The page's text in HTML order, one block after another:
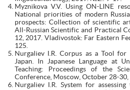
Myznikova V.V. Using ON-LINE
National priorities of modern
prospects: Collection of scientific
All-Russian Scientific and Practical
12, 2017. Vladivostok: Far Eastern
125.
Nurgaliev I.R. Corpus as a Tool for
Japan. In Japanese Language at
Teaching: Proceedings of the
Conference, Moscow, October 28-30,
Nurgaliev I.R. System for